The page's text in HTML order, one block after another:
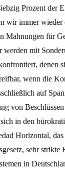
Prozent der
wir immer wieder
Mahnungen für
werden mit
denen
wenn die
auf
von
in den
Horizontal, das
sehr strikte
in